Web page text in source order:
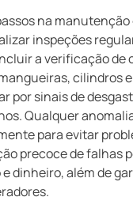
na manutenção
inspeções
a verificação de
cilindros
por sinais de
Qualquer
para evitar
precoce de falhas
dinheiro, além de